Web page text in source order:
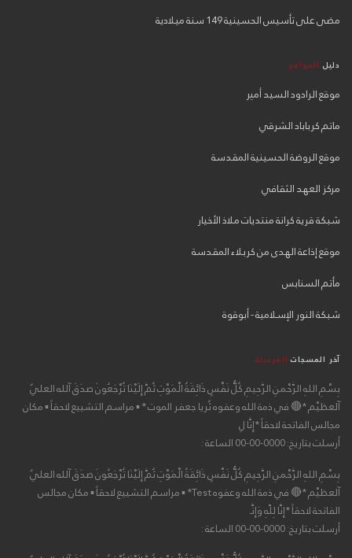
مضى على تأسيس الحسينية 149 سنة ميلادية
دليل المواقع
موقع الرادود السيد أمير
ماتم كرباباد الشرقي
موقع الروضة الحسينية المقدسة
مركز العهد الثقافي
شبكة قرية كرانة منتديات ملاذ الأخيار
موقع إذاعة الهدى من كربلاء المقدسة
مأتم السنابس
شبكة النور الإسلامية - أبوقوة
آخر المسجات المرسلة
بِسْمِ اللهِ الرَّحْمنِ الرَّحِيمِ كُلُّ نَفْسٍ ذَائِقَةُ الْمَوْتِ ثُمَّ إِلَيْنَا تُرْجَعُونَ صدَقَ آلله العليٌ
آلعظيْم *🔴 في ذمة الله وعفوه ثُريا جعفر الموت * ▪ مراسم التشييع لاحقاً ▪ مكان
مجالس الفاتحة لاحقاً *إِنَّا لِ
أرسلت بتاريخ: 0000-00-00 الساعة :
بِسْمِ اللهِ الرَّحْمنِ الرَّحِيمِ كُلُّ نَفْسٍ ذَائِقَةُ الْمَوْتِ ثُمَّ إِلَيْنَا تُرْجَعُونَ صدَقَ آلله العليٌ
آلعظيْم *🔴 في ذمة الله وعفوه Test* ▪ مراسم التشييع لاحقاً ▪ مكان مجالس
الفاتحة لاحقاً *إِنَّا لِلّهِ وَإِنَّـ
أرسلت بتاريخ: 0000-00-00 الساعة :